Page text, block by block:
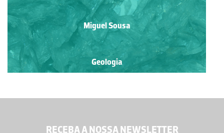
Miguel Sousa
Geologia
RECEBA A NOSSA NEWSLETTER